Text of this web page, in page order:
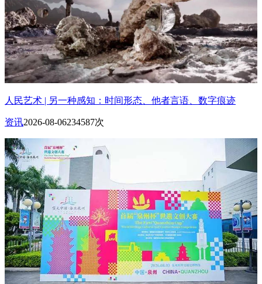
人民艺术 | 另一种感知：时间形态、他者言语、数字痕迹
资讯2026-08-06234587次